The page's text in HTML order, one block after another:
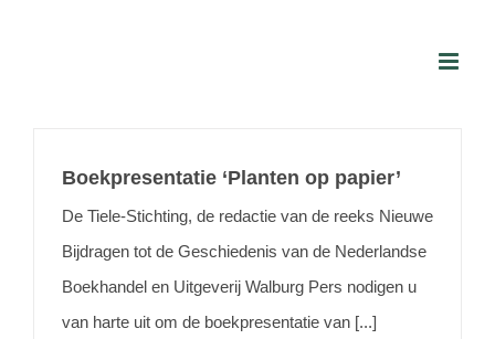
Boekpresentatie ‘Planten op papier’
De Tiele-Stichting, de redactie van de reeks Nieuwe
Bijdragen tot de Geschiedenis van de Nederlandse
Boekhandel en Uitgeverij Walburg Pers nodigen u
van harte uit om de boekpresentatie van [...]